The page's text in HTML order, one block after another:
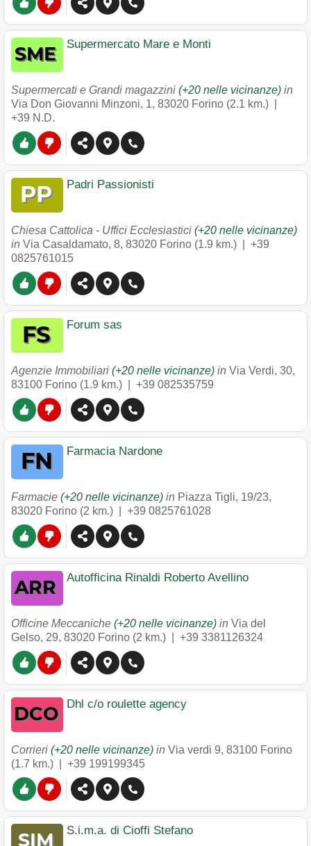
Supermercato Mare e Monti
Supermercati e Grandi magazzini (+20 nelle vicinanze) in
Via Don Giovanni Minzoni, 1, 83020 Forino (2.1 km.) |
+39 N.D.
Padri Passionisti
Chiesa Cattolica - Uffici Ecclesiastici (+20 nelle vicinanze)
in Via Casaldamato, 8, 83020 Forino (1.9 km.) | +39
0825761015
Forum sas
Agenzie Immobiliari (+20 nelle vicinanze) in Via Verdi, 30,
83100 Forino (1.9 km.) | +39 082535759
Farmacia Nardone
Farmacie (+20 nelle vicinanze) in Piazza Tigli, 19/23,
83020 Forino (2 km.) | +39 0825761028
Autofficina Rinaldi Roberto Avellino
Officine Meccaniche (+20 nelle vicinanze) in Via del
Gelso, 29, 83020 Forino (2 km.) | +39 3381126324
Dhl c/o roulette agency
Corrieri (+20 nelle vicinanze) in Via verdi 9, 83100 Forino
(1.7 km.) | +39 199199345
S.i.m.a. di Cioffi Stefano